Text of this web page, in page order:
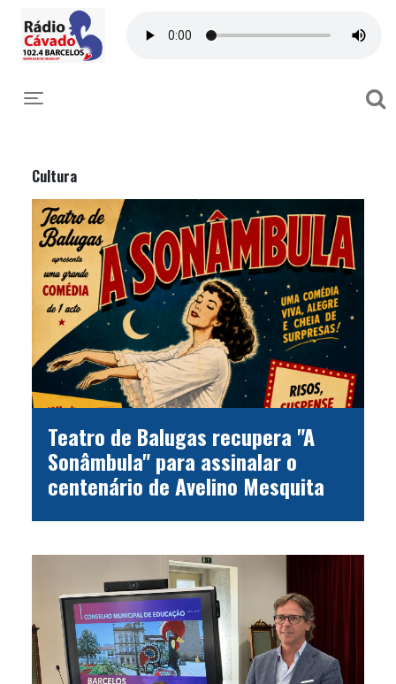
Toggle navigation
Cultura
Teatro de Balugas recupera "A
Sonâmbula" para assinalar o
centenário de Avelino Mesquita